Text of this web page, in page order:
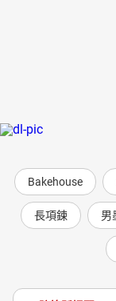
Bakehouse
長項鍊 男